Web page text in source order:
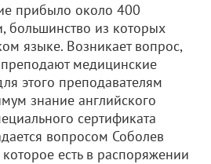
прибыло около 400
большинство из которых
языке. Возникает вопрос,
медицинские
этого преподавателям
знание английского
сертификата
вопросом Соболев
есть в распоряжении